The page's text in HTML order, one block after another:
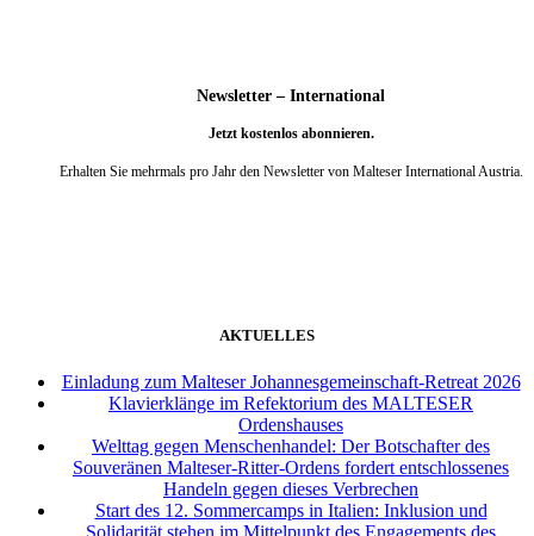
Newsletter – International
Jetzt kostenlos abonnieren.
Erhalten Sie mehrmals pro Jahr den Newsletter von Malteser International Austria.
AKTUELLES
Einladung zum Malteser Johannesgemeinschaft-Retreat 2026
Klavierklänge im Refektorium des MALTESER
Ordenshauses
Welttag gegen Menschenhandel: Der Botschafter des
Souveränen Malteser-Ritter-Ordens fordert entschlossenes
Handeln gegen dieses Verbrechen
Start des 12. Sommercamps in Italien: Inklusion und